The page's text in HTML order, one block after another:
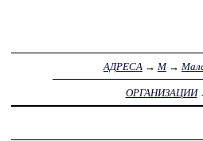
АДРЕСА → М→
ОРГАНИЗАЦИИ